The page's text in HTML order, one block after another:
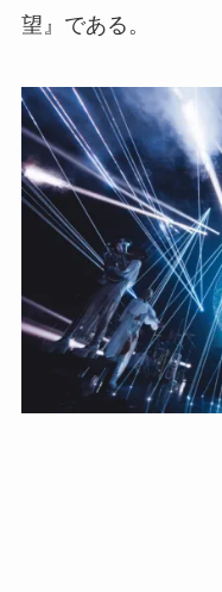
望』である。